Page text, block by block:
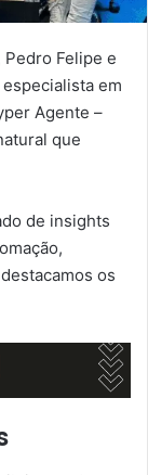
Felipe e
em
Agente –
que
de insights
os